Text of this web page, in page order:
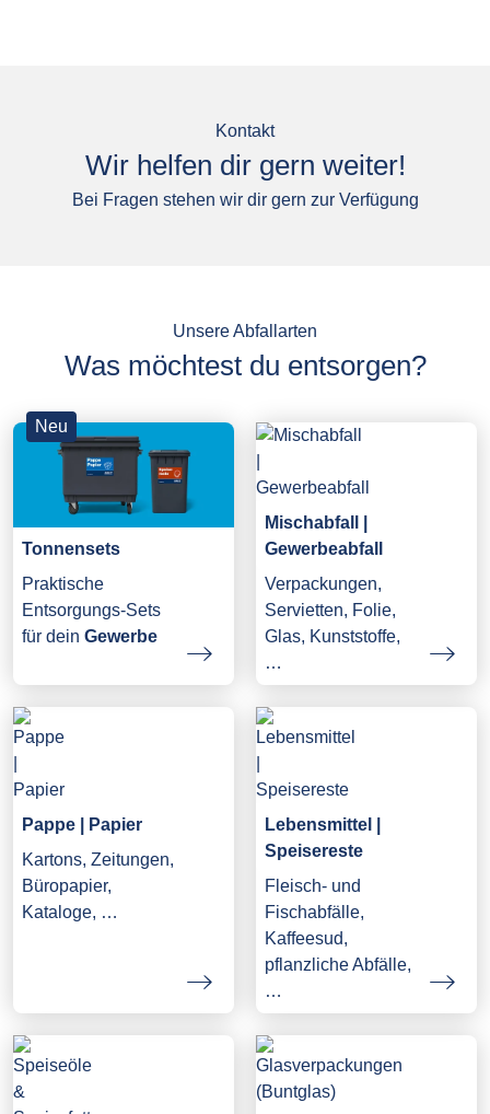
Kontakt
Wir helfen dir gern weiter!
Bei Fragen stehen wir dir gern zur Verfügung
Unsere Abfallarten
Was möchtest du entsorgen?
Neu
Tonnensets
Praktische
Entsorgungs-Sets
für dein Gewerbe
Mischabfall |
Gewerbeabfall
Verpackungen,
Servietten, Folie,
Glas, Kunststoffe,
…
Pappe | Papier
Kartons, Zeitungen,
Büropapier,
Kataloge, …
Lebensmittel |
Speisereste
Fleisch- und
Fischabfälle,
Kaffeesud,
pflanzliche Abfälle,
…